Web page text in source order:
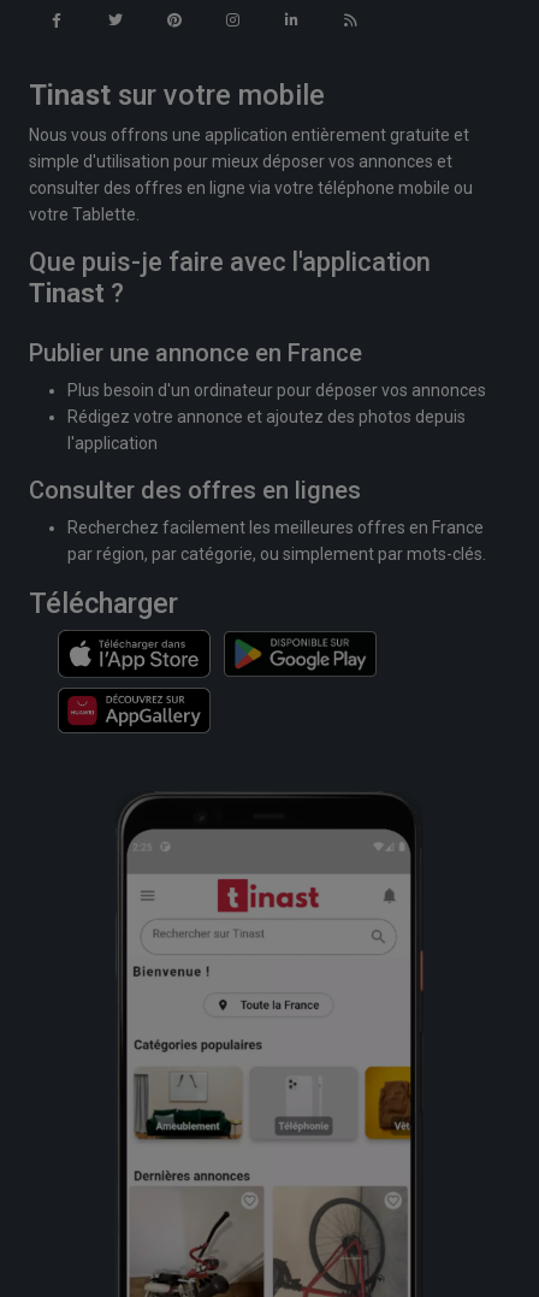
Tinast sur votre mobile
Nous vous offrons une application entièrement gratuite et
simple d'utilisation pour mieux déposer vos annonces et
consulter des offres en ligne via votre téléphone mobile ou
votre Tablette.
Que puis-je faire avec l'application
Tinast ?
Publier une annonce en France
Plus besoin d'un ordinateur pour déposer vos annonces
Rédigez votre annonce et ajoutez des photos depuis
l'application
Consulter des offres en lignes
Recherchez facilement les meilleures offres en France
par région, par catégorie, ou simplement par mots-clés.
Télécharger